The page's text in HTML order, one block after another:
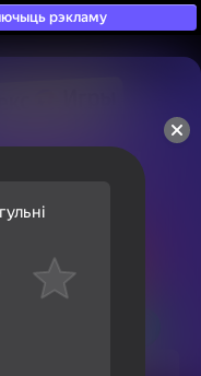
рэкламу
гульняў, у якія
нават тыя, хто